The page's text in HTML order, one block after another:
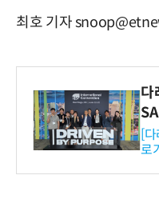
최호 기자
다
와
-
보
[
로